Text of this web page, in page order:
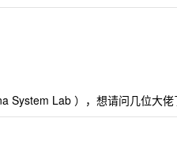
System Lab ），想请问几位大佬